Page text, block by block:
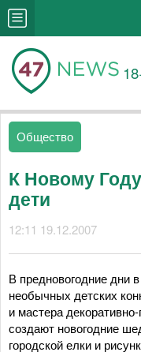
Общество
К Новому
дети
12:11 19.12.2007
В предновогодние дни
необычных детских
и мастера
создают новогодние
городской елки и